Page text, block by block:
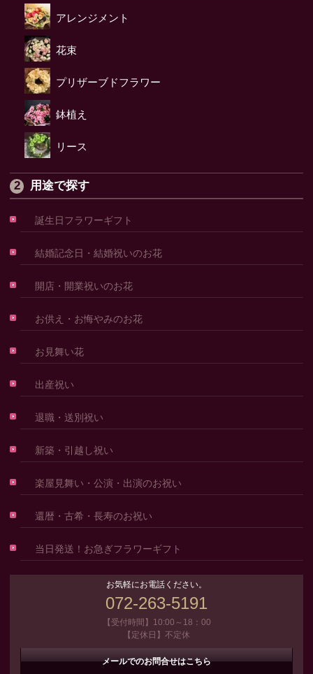
アレンジメント
花束
プリザーブドフラワー
鉢植え
リース
用途で探す
誕生日フラワーギフト
結婚記念日・結婚祝いのお花
開店・開業祝いのお花
お供え・お悔やみのお花
お見舞い花
出産祝い
退職・送別祝い
新築・引越し祝い
楽屋見舞い・公演・出演のお祝い
還暦・古希・長寿のお祝い
当日発送！お急ぎフラワーギフト
お気軽にお電話ください。
072-263-5191
【受付時間】10:00～18：00
【定休日】不定休
メールでのお問合せはこちら